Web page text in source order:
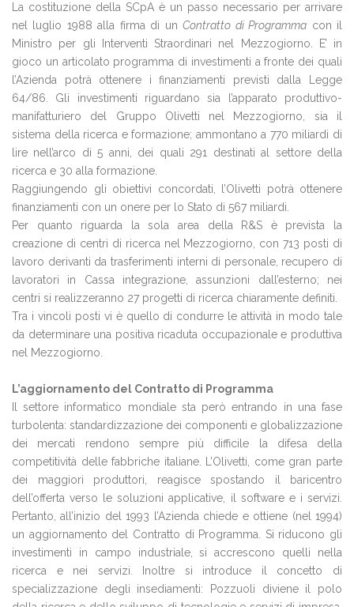
La costituzione della SCpA è un passo necessario per arrivare
nel luglio 1988 alla firma di unContratto di Programma con il
Ministro per gli Interventi Straordinari nel Mezzogiorno. E’ in
gioco un articolato programma di investimenti a fronte dei quali
l’Azienda potrà ottenere i finanziamenti previsti dalla Legge
64/86. Gli investimenti riguardano sia l’apparato produttivo-
manifatturiero del Gruppo Olivetti nel Mezzogiorno, sia il
sistema della ricerca e formazione; ammontano a 770 miliardi di
lire nell’arco di 5 anni, dei quali 291 destinati al settore della
ricerca e 30 alla formazione.
Raggiungendo gli obiettivi concordati, l’Olivetti potrà ottenere
finanziamenti con un onere per lo Stato di 567 miliardi.
Per quanto riguarda la sola area della R&S è prevista la
creazione di centri di ricerca nel Mezzogiorno, con 713 posti di
lavoro derivanti da trasferimenti interni di personale, recupero di
lavoratori in Cassa integrazione, assunzioni dall’esterno; nei
centri si realizzeranno 27 progetti di ricerca chiaramente definiti.
Tra i vincoli posti vi è quello di condurre le attività in modo tale
da determinare una positiva ricaduta occupazionale e produttiva
nel Mezzogiorno.
L’aggiornamento del Contratto di Programma
Il settore informatico mondiale sta però entrando in una fase
turbolenta: standardizzazione dei componenti e globalizzazione
dei mercati rendono sempre più difficile la difesa della
competitività delle fabbriche italiane. L’Olivetti, come gran parte
dei maggiori produttori, reagisce spostando il baricentro
dell’offerta verso le soluzioni applicative, il software e i servizi.
Pertanto, all’inizio del 1993 l’Azienda chiede e ottiene (nel 1994)
un aggiornamento del Contratto di Programma. Si riducono gli
investimenti in campo industriale, si accrescono quelli nella
ricerca e nei servizi. Inoltre si introduce il concetto di
specializzazione degli insediamenti: Pozzuoli diviene il polo